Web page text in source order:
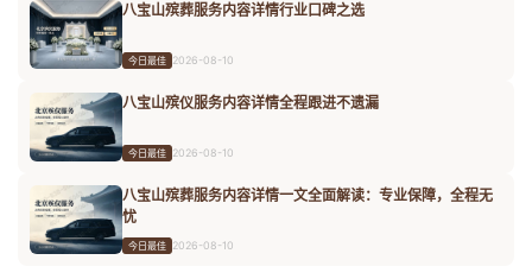
八宝山殡葬服务内容详情行业口碑之选
今日最佳 2026-08-10
八宝山殡仪服务内容详情全程跟进不遗漏
今日最佳 2026-08-10
八宝山殡葬服务内容详情一文全面解读：专业保障，全程无
忧
今日最佳 2026-08-10